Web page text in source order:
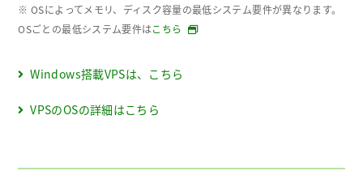
※ OSによってメモリ、ディスク容量の最低システム要件が異なります。
OSごとの最低システム要件はこちら
Windows搭載VPSは、こちら
VPSのOSの詳細はこちら